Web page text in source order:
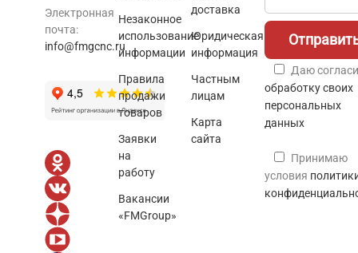
Электронная
почта:
info@fmgcnc.ru
Незаконное
использование
информации
Правила
продажи
товаров
Заявки
на
работу
Вакансии
«FMGroup»
доставка
Юридическая
информация
Частным
лицам
Карта
сайта
Даю
обработку своих
персональных
данных
Принимаю
условия